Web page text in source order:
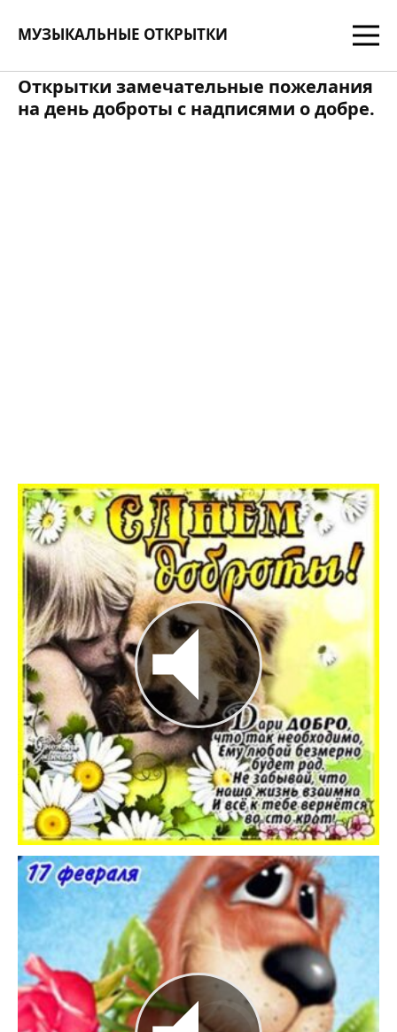
МУЗЫКАЛЬНЫЕ ОТКРЫТКИ
Открытки замечательные пожелания
на день доброты с надписями о добре.